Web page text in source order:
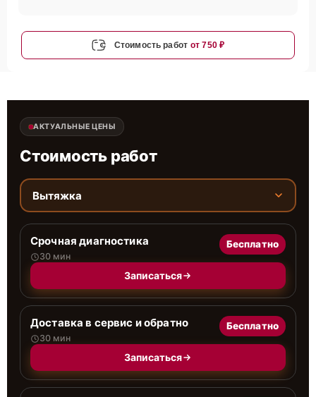
Стоимость работ от 750 ₽
АКТУАЛЬНЫЕ ЦЕНЫ
Стоимость работ
Вытяжка
Срочная диагностика
30 мин
Бесплатно
Записаться
Доставка в сервис и обратно
30 мин
Бесплатно
Записаться